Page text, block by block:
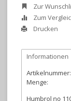
Zur
Zum
Drucken
Informationen
Menge:
Humbrol no